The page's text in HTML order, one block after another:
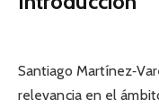
Santiago
relevancia en el